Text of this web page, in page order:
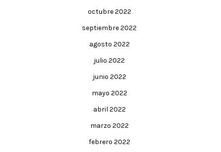
octubre 2022
septiembre 2022
agosto 2022
julio 2022
junio 2022
mayo 2022
abril 2022
marzo 2022
febrero 2022